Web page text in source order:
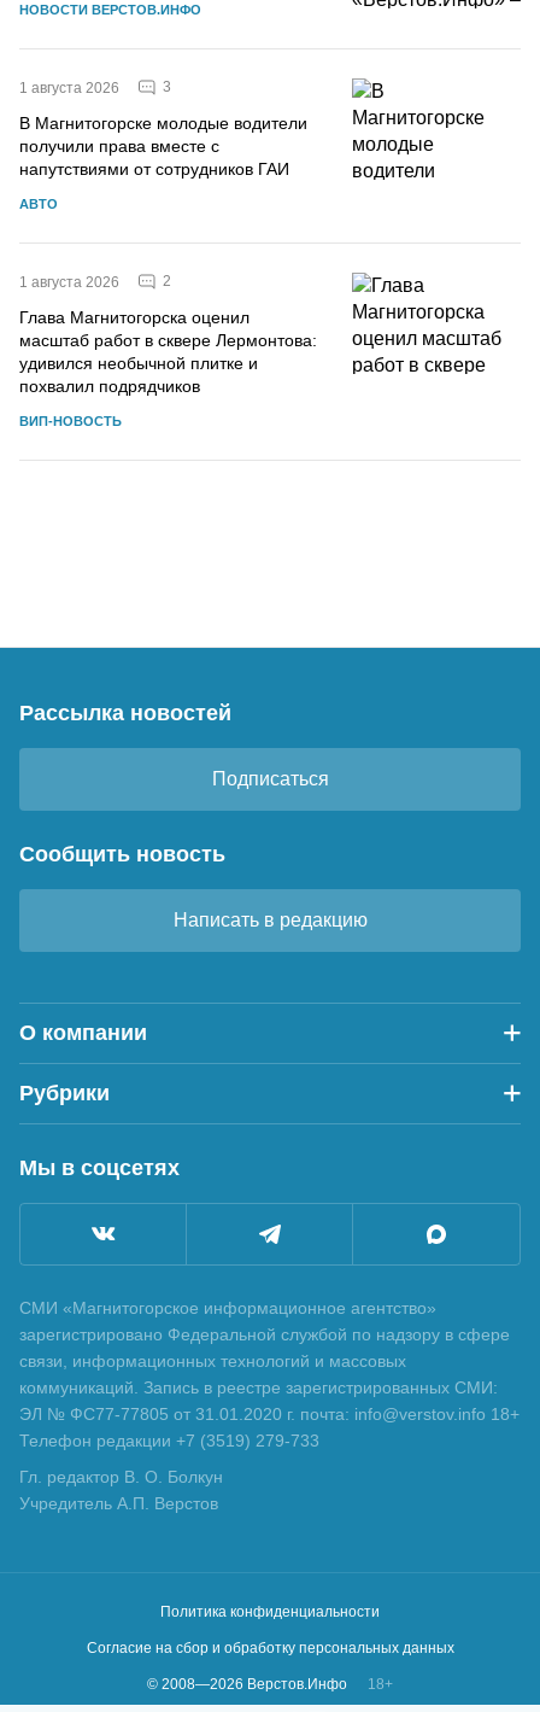
НОВОСТИ ВЕРСТОВ.ИНФО
1 августа 2026 3
В Магнитогорске молодые водители
получили права вместе с
напутствиями от сотрудников ГАИ
АВТО
1 августа 2026 2
Глава Магнитогорска оценил
масштаб работ в сквере Лермонтова:
удивился необычной плитке и
похвалил подрядчиков
ВИП-НОВОСТЬ
Рассылка новостей
Подписаться
Сообщить новость
Написать в редакцию
О компании
Рубрики
Мы в соцсетях
СМИ «Магнитогорское информационное агентство»
зарегистрировано Федеральной службой по надзору в сфере
связи, информационных технологий и массовых
коммуникаций. Запись в реестре зарегистрированных СМИ:
ЭЛ № ФС77-77805 от 31.01.2020 г. почта: info@verstov.info 18+
Телефон редакции +7 (3519) 279-733
Гл. редактор В. О. Болкун
Учредитель А.П. Верстов
Политика конфиденциальности
Согласие на сбор и обработку персональных данных
© 2008—2026 Верстов.Инфо
18+